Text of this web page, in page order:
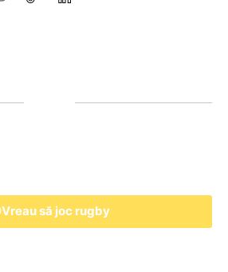
Vreau să joc rugby